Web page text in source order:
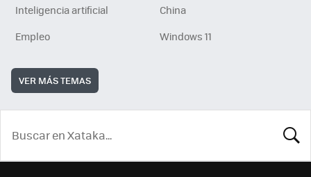
Inteligencia artificial
China
Empleo
Windows 11
VER MÁS TEMAS